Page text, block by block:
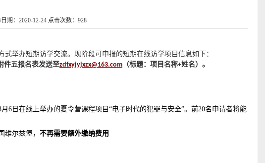
期：2020-12-24 点击次数： 928
式举办短期访学交流。现阶段可申报的短期在线访学项目信息如下：
件五报名表发送至zdfxyjyjxzx@163.com （标题：项目名称+姓名）。
月6日在线上举办的夏令营课程项目“电子时代的犯罪与安全”。前20名申请者将能
维尔兹堡， 不再需要额外缴纳费用